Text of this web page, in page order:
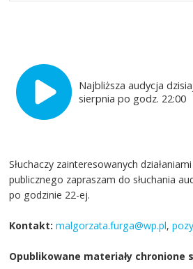
Najbliższa audycja
sierpnia po godz. 22:00
Słuchaczy zainteresowanych
publicznego zapraszam do słuchania
po godzinie 22-ej.
Kontakt: malgorzata.furga@wp.pl,
Opublikowane materiały chronione